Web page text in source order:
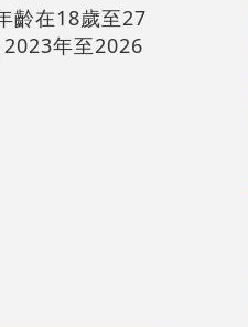
齡在18歲至27
年至2026